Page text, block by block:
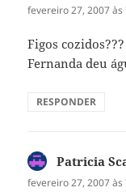
fevereiro 27, 2007 às
Figos
Fernanda deu
RESPONDER
Patricia
fevereiro 27, 2007 às